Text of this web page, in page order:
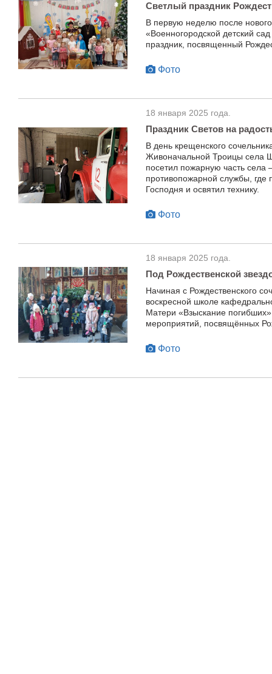
Светлый праздник
В первую неделю после
«Военногородской детский
праздник, посвященный
Фото
18 января 2025 года.
Праздник Светов на
В день крещенского
Живоначальной Троицы села
посетил пожарную часть села
противопожарной службы,
Господня и освятил технику.
Фото
18 января 2025 года.
Под Рождественской
Начиная с Рождественского
воскресной школе
Матери «Взыскание
мероприятий, посвящённых
Фото